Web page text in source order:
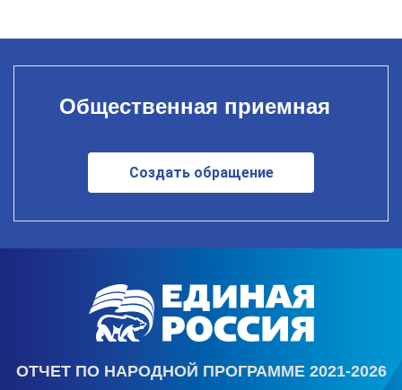
Общественная приемная
Создать обращение
ОТЧЕТ ПО НАРОДНОЙ ПРОГРАММЕ 2021-2026